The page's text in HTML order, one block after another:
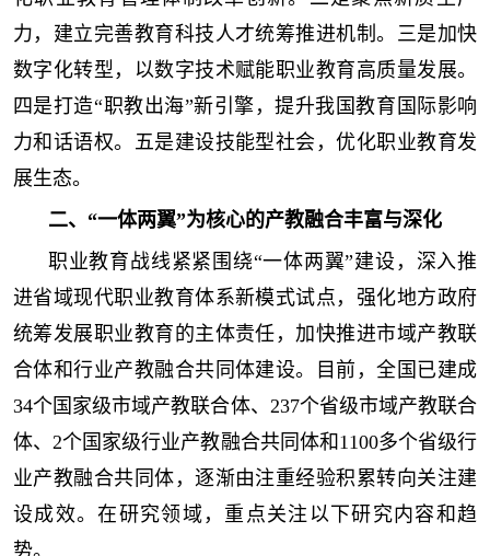
力，建立完善教育科技人才统筹推进机制。三是加快
数字化转型，以数字技术赋能职业教育高质量发展。
四是打造“职教出海”新引擎，提升我国教育国际影响
力和话语权。五是建设技能型社会，优化职业教育发
展生态。
二、“一体两翼”为核心的产教融合丰富与深化
职业教育战线紧紧围绕“一体两翼”建设，深入推
进省域现代职业教育体系新模式试点，强化地方政府
统筹发展职业教育的主体责任，加快推进市域产教联
合体和行业产教融合共同体建设。目前，全国已建成
34个国家级市域产教联合体、237个省级市域产教联合
体、2个国家级行业产教融合共同体和1100多个省级行
业产教融合共同体，逐渐由注重经验积累转向关注建
设成效。在研究领域，重点关注以下研究内容和趋
势。